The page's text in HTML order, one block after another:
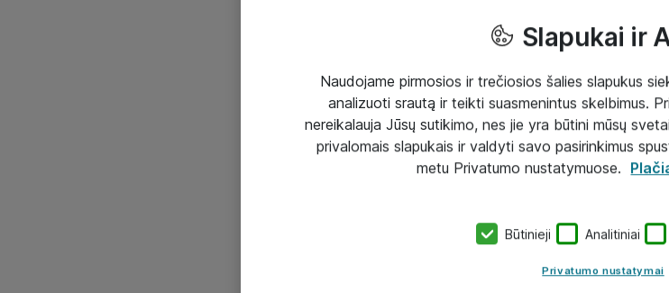
Slapukai ir
Naudojame pirmosios ir trečiosios šalies slapukus
analizuoti srautą ir teikti suasmenintus skelbimus.
nereikalauja Jūsų sutikimo, nes jie yra būtini mūsų
privalomais slapukais ir valdyti savo pasirinkimus
metu Privatumo nustatymuose.
Būtinieji Analitiniai
Privatumo nustatymai